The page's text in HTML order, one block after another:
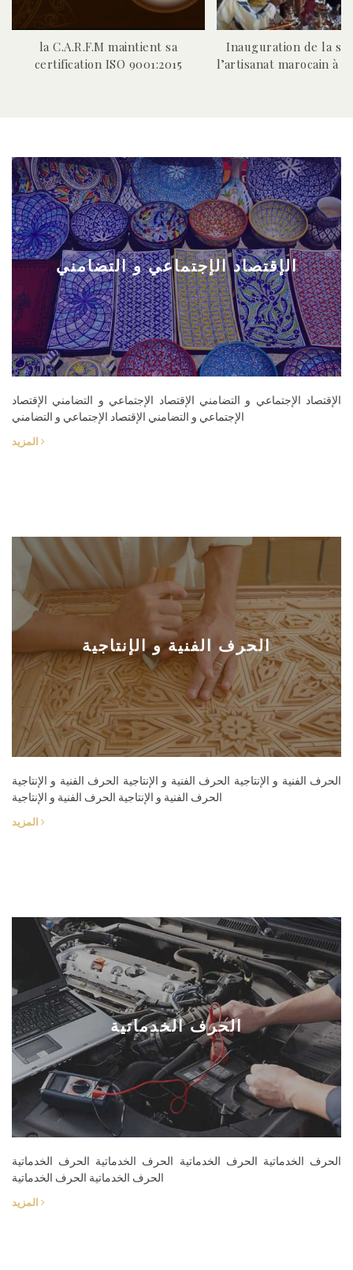
la C.A.R.F.M maintient sa
certification ISO 9001:2015
Inauguration de la
l’artisanat marocain à
الإقتصاد الإجتماعي و التضامني
الإقتصاد الإجتماعي و التضامني الإقتصاد الإجتماعي و التضامني الإقتصاد
الإجتماعي و التضامني الإقتصاد الإجتماعي و التضامني
المزيد
الحرف الفنية و الإنتاجية
الحرف الفنية و الإنتاجية الحرف الفنية و الإنتاجية الحرف الفنية و الإنتاجية
الحرف الفنية و الإنتاجية الحرف الفنية و الإنتاجية
المزيد
الحرف الخدماتية
الحرف الخدماتية الحرف الخدماتية الحرف الخدماتية الحرف الخدماتية
الحرف الخدماتية الحرف الخدماتية
المزيد